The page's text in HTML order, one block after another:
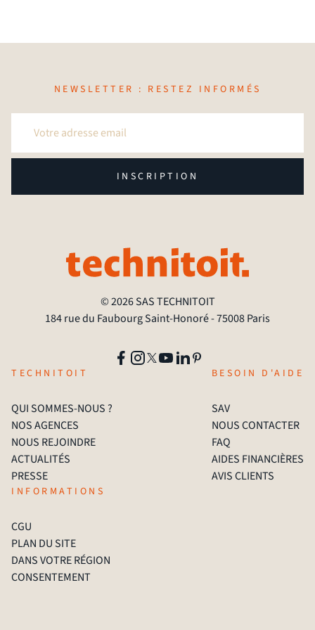
NEWSLETTER : RESTEZ INFORMÉS
INSCRIPTION
© 2026 SAS TECHNITOIT
184 rue du Faubourg Saint-Honoré - 75008 Paris
TECHNITOIT
QUI SOMMES-NOUS ?
NOS AGENCES
NOUS REJOINDRE
ACTUALITÉS
PRESSE
BESOIN D'AIDE
SAV
NOUS CONTACTER
FAQ
AIDES FINANCIÈRES
AVIS CLIENTS
INFORMATIONS
CGU
PLAN DU SITE
DANS VOTRE RÉGION
CONSENTEMENT